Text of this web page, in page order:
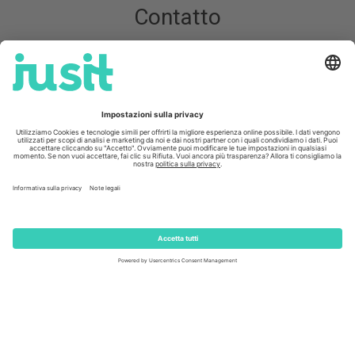
Contatto
Lunedì - venerdì, ore 08 - 18
Sabato ore 08.30 - 15.30
info@jusit.ch
Iscriviti alla newsletter